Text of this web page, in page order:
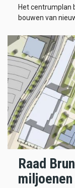
Het centrumplan
bouwen van
Raad